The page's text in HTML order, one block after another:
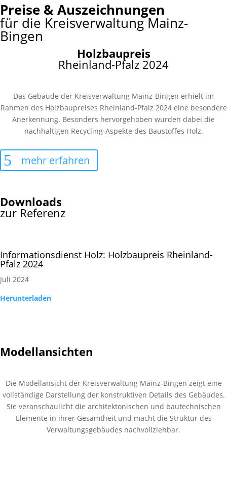
Preise & Auszeichnungen
für die Kreisverwaltung Mainz-
Bingen
Holzbaupreis
Rheinland-Pfalz 2024
Das Gebäude der Kreisverwaltung Mainz-Bingen erhielt im
Rahmen des Holzbaupreises Rheinland-Pfalz 2024 eine besondere
Anerkennung. Besonders hervorgehoben wurden dabei die
nachhaltigen Recycling-Aspekte des Baustoffes Holz.
mehr erfahren
Downloads
zur Referenz
Informationsdienst Holz: Holzbaupreis Rheinland-
Pfalz 2024
Juli 2024
Herunterladen
Modellansichten
Die Modellansicht der Kreisverwaltung Mainz-Bingen zeigt eine
vollständige Darstellung der konstruktiven Details des Gebäudes.
Sie veranschaulicht die architektonischen und bautechnischen
Elemente in ihrer Gesamtheit und macht die Struktur des
Verwaltungsgebäudes nachvollziehbar.